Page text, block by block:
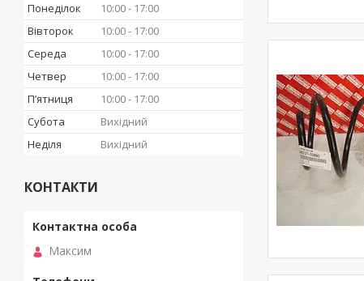
Понеділок 10:00
17:00
Вівторок
10:00
17:00
Середа
10:00
17:00
Четвер
10:00
17:00
Пʼятниця
10:00
17:00
Субота
Вихідний
Неділя
Вихідний
КОНТАКТИ
Максим